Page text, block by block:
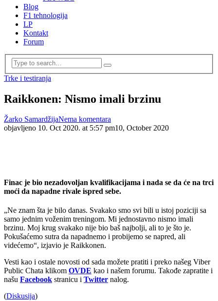
Blog
F1 tehnologija
LP
Kontakt
Forum
Trke i testiranja
Raikkonen: Nismo imali brzinu
Žarko SamardžijaNema komentara
objavljeno 10. Oct 2020. at 5:57 pm10, October 2020
Finac je bio nezadovoljan kvalifikacijama i nada se da će na trci
moći da napadne rivale ispred sebe.
„Ne znam šta je bilo danas. Svakako smo svi bili u istoj poziciji sa
samo jednim voženim treningom. Mi jednostavno nismo imali
brzinu. Moj krug svakako nije bio baš najbolji, ali to je što je.
Pokušaćemo sutra da napadnemo i probijemo se napred, ali
videćemo“, izjavio je Raikkonen.
Vesti kao i ostale novosti od sada možete pratiti i preko našeg Viber
Public Chata klikom OVDE kao i našem forumu. Takođe zapratite i
našu Facebook stranicu i Twitter nalog.
(Diskusija)